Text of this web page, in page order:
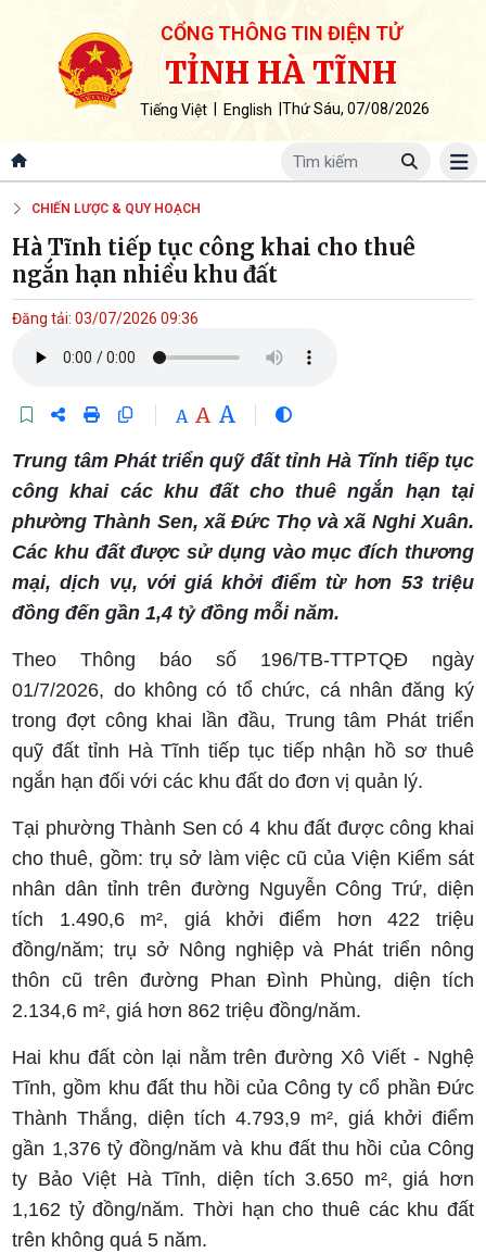
CỔNG THÔNG TIN ĐIỆN TỬ
TỈNH HÀ TĨNH
Tiếng Việt English Thứ Sáu, 07/08/2026
CHIẾN LƯỢC & QUY HOẠCH
Hà Tĩnh tiếp tục công khai cho thuê
ngắn hạn nhiều khu đất
Đăng tải: 03/07/2026 09:36
A A A
Trung tâm Phát triển quỹ đất tỉnh Hà Tĩnh tiếp tục
công khai các khu đất cho thuê ngắn hạn tại
phường Thành Sen, xã Đức Thọ và xã Nghi Xuân.
Các khu đất được sử dụng vào mục đích thương
mại, dịch vụ, với giá khởi điểm từ hơn 53 triệu
đồng đến gần 1,4 tỷ đồng mỗi năm.
Theo Thông báo số 196/TB-TTPTQĐ ngày
01/7/2026, do không có tổ chức, cá nhân đăng ký
trong đợt công khai lần đầu, Trung tâm Phát triển
quỹ đất tỉnh Hà Tĩnh tiếp tục tiếp nhận hồ sơ thuê
ngắn hạn đối với các khu đất do đơn vị quản lý.
Tại phường Thành Sen có 4 khu đất được công khai
cho thuê, gồm: trụ sở làm việc cũ của Viện Kiểm sát
nhân dân tỉnh trên đường Nguyễn Công Trứ, diện
tích 1.490,6 m², giá khởi điểm hơn 422 triệu
đồng/năm; trụ sở Nông nghiệp và Phát triển nông
thôn cũ trên đường Phan Đình Phùng, diện tích
2.134,6 m², giá hơn 862 triệu đồng/năm.
Hai khu đất còn lại nằm trên đường Xô Viết - Nghệ
Tĩnh, gồm khu đất thu hồi của Công ty cổ phần Đức
Thành Thắng, diện tích 4.793,9 m², giá khởi điểm
gần 1,376 tỷ đồng/năm và khu đất thu hồi của Công
ty Bảo Việt Hà Tĩnh, diện tích 3.650 m², giá hơn
1,162 tỷ đồng/năm. Thời hạn cho thuê các khu đất
trên không quá 5 năm.